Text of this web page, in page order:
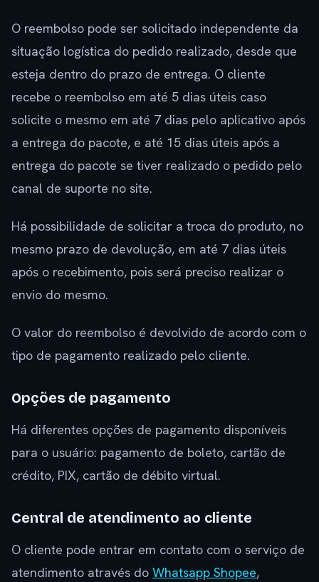
O reembolso pode ser solicitado independente da
situação logística do pedido realizado, desde que
esteja dentro do prazo de entrega. O cliente
recebe o reembolso em até 5 dias úteis caso
solicite o mesmo em até 7 dias pelo aplicativo após
a entrega do pacote, e até 15 dias úteis após a
entrega do pacote se tiver realizado o pedido pelo
canal de suporte no site.
Há possibilidade de solicitar a troca do produto, no
mesmo prazo de devolução, em até 7 dias úteis
após o recebimento, pois será preciso realizar o
envio do mesmo.
O valor do reembolso é devolvido de acordo com o
tipo de pagamento realizado pelo cliente.
Opções de pagamento
Há diferentes opções de pagamento disponíveis
para o usuário: pagamento de boleto, cartão de
crédito, PIX, cartão de débito virtual.
Central de atendimento ao cliente
O cliente pode entrar em contato com o serviço de
atendimento através do Whatsapp Shopee,